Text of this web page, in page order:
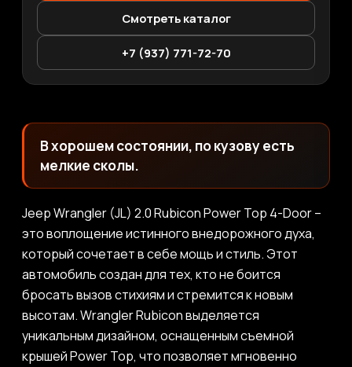
Смотреть каталог
+7 (937) 771-72-70
В хорошем состоянии, по кузову есть
мелкие сколы.
Jeep Wrangler (JL) 2.0 Rubicon Power Top 4-Door –
это воплощение истинного внедорожного духа,
который сочетает в себе мощь и стиль. Этот
автомобиль создан для тех, кто не боится
бросать вызов стихиям и стремится к новым
высотам. Wrangler Rubicon выделяется
уникальным дизайном, оснащенным съемной
крышей Power Top, что позволяет мгновенно